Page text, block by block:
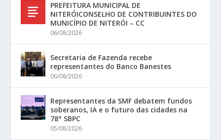
PREFEITURA MUNICIPAL DE
NITERÓICONSELHO DE CONTRIBUINTES DO
MUNICÍPIO DE NITERÓI – CC
06/08/2026
Secretaria de Fazenda recebe
representantes do Banco Banestes
06/08/2026
Representantes da SMF debatem fundos
soberanos, IA e o futuro das cidades na
78° SBPC
05/08/2026